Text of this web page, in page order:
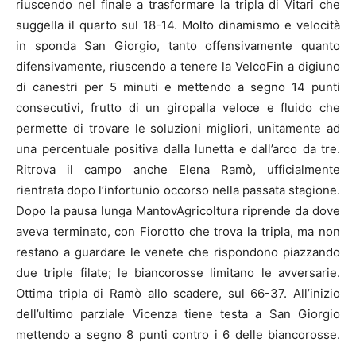
riuscendo nel finale a trasformare la tripla di Vitari che
suggella il quarto sul 18-14. Molto dinamismo e velocità
in sponda San Giorgio, tanto offensivamente quanto
difensivamente, riuscendo a tenere la VelcoFin a digiuno
di canestri per 5 minuti e mettendo a segno 14 punti
consecutivi, frutto di un giropalla veloce e fluido che
permette di trovare le soluzioni migliori, unitamente ad
una percentuale positiva dalla lunetta e dall’arco da tre.
Ritrova il campo anche Elena Ramò, ufficialmente
rientrata dopo l’infortunio occorso nella passata stagione.
Dopo la pausa lunga MantovAgricoltura riprende da dove
aveva terminato, con Fiorotto che trova la tripla, ma non
restano a guardare le venete che rispondono piazzando
due triple filate; le biancorosse limitano le avversarie.
Ottima tripla di Ramò allo scadere, sul 66-37. All’inizio
dell’ultimo parziale Vicenza tiene testa a San Giorgio
mettendo a segno 8 punti contro i 6 delle biancorosse.